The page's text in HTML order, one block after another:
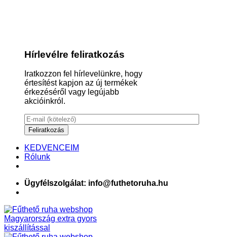
Hírlevélre feliratkozás
Iratkozzon fel hírlevelünkre, hogy
értesítést kapjon az új termékek
érkezéséről vagy legújabb
akcióinkról.
KEDVENCEIM
Rólunk
Ügyfélszolgálat: info@futhetoruha.hu